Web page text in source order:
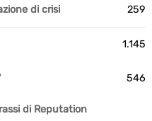
di crisi 259
1.145
546
di Reputation